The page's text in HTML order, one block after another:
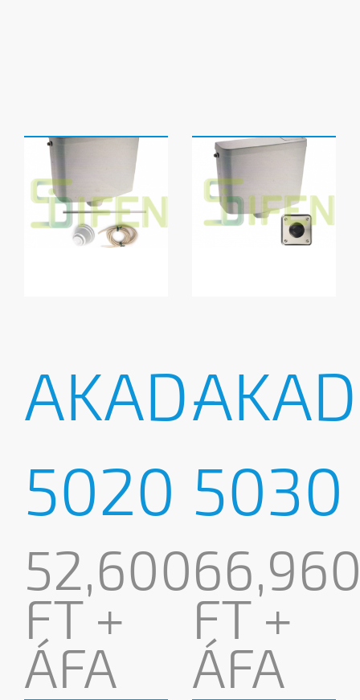
AKAD-
5020
52,600
FT +
ÁFA
5030
FT +
ÁFA